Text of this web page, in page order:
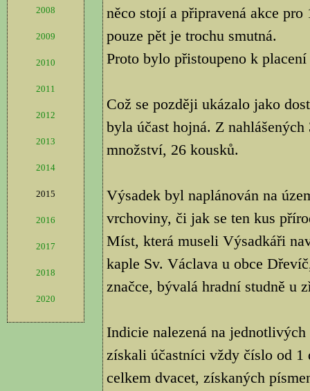
2008
2009
2010
2011
2012
2013
2014
2015
2016
2017
2018
2020
něco stojí a připravená akce
pouze pět je trochu smutná.
Proto bylo přistoupeno k
Což se později ukázalo jako
byla účast hojná. Z
množství, 26 kousků.
Výsadek byl naplánován na
vrchoviny, či jak se ten kus
Míst, která museli Výsadkáři
kaple Sv. Václava u obce
značce, bývalá hradní studně u
Indicie nalezená na
získali účastníci vždy číslo od 1
celkem dvacet, získaných